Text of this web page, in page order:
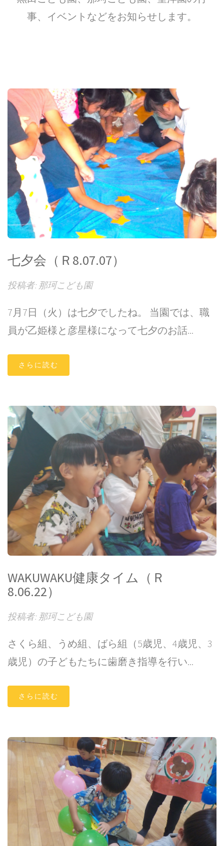
事、イベントなどをお知らせします。
七夕会（Ｒ8.07.07）
投稿者: 那珂こども園
7月7日（火）は七夕でしたね。 当園では、職
員が乙姫様と彦星様になって七夕のお話...
さらに読む
WAKUWAKU健康タイム（Ｒ
8.06.22）
投稿者: 那珂こども園
さくら組、うめ組、ばら組（5歳児、4歳児、3
歳児）の子どもたちに歯磨き指導を行い...
さらに読む